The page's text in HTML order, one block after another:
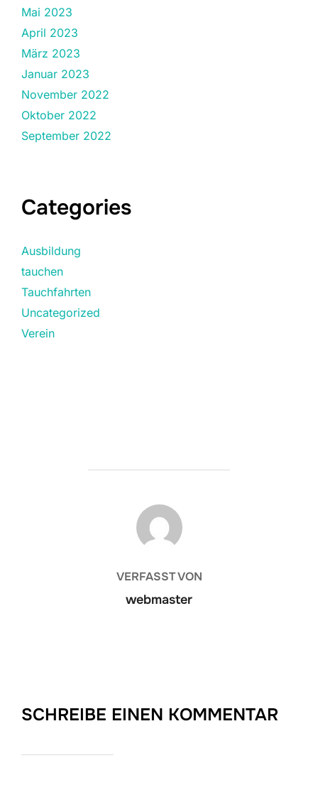
Mai 2023
April 2023
März 2023
Januar 2023
November 2022
Oktober 2022
September 2022
Categories
Ausbildung
tauchen
Tauchfahrten
Uncategorized
Verein
BEITRAGSAUTOR
VERFASST VON
webmaster
SCHREIBE EINEN KOMMENTAR